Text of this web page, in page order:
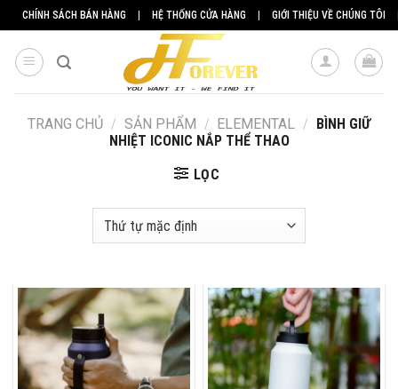
Skip
to
content
CHÍNH SÁCH BÁN HÀNG | HỆ THỐNG CỬA HÀNG | GIỚI THIỆU VỀ CHÚNG TÔI
TRANG CHỦ / SẢN PHẨM / ELEMENTAL / BÌNH GIỮ
NHIỆT ICONIC NẮP THỂ THAO
LỌC